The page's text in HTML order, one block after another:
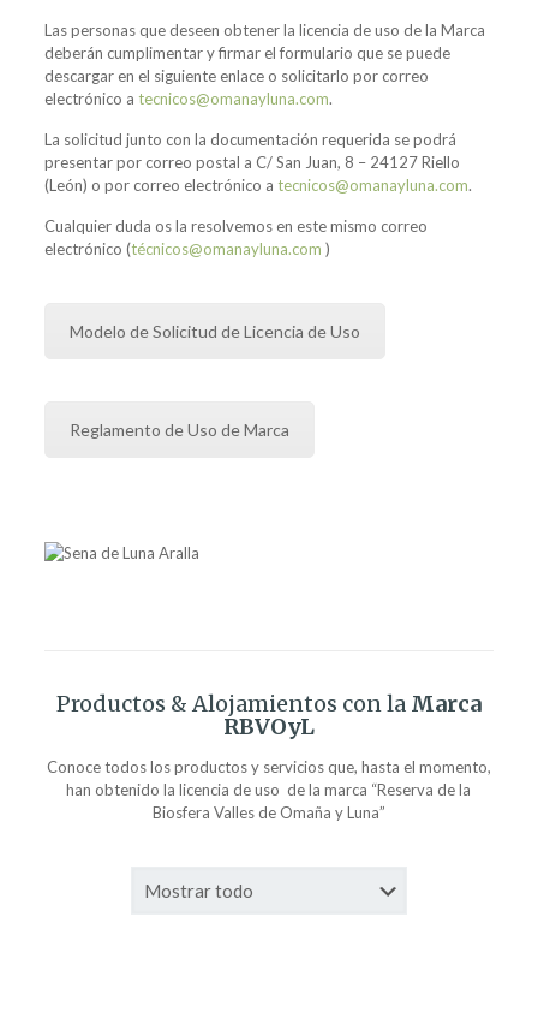
Las personas que deseen obtener la licencia de uso de la Marca
deberán cumplimentar y firmar el formulario que se puede
descargar en el siguiente enlace o solicitarlo por correo
electrónico a tecnicos@omanayluna.com.
La solicitud junto con la documentación requerida se podrá
presentar por correo postal a C/ San Juan, 8 – 24127 Riello
(León) o por correo electrónico a tecnicos@omanayluna.com.
Cualquier duda os la resolvemos en este mismo correo
electrónico (técnicos@omanayluna.com )
Modelo de Solicitud de Licencia de Uso
Reglamento de Uso de Marca
Productos & Alojamientos con la Marca
RBVOyL
Conoce todos los productos y servicios que, hasta el momento,
han obtenido la licencia de uso de la marca “Reserva de la
Biosfera Valles de Omaña y Luna”